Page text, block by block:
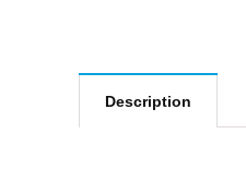
Description